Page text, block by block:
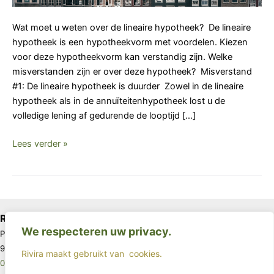
We respecteren uw privacy.
Rivira maakt gebruikt van cookies.
Wat moet u weten over de lineaire hypotheek? De lineaire
hypotheek is een hypotheekvorm met voordelen. Kiezen
voor deze hypotheekvorm kan verstandig zijn. Welke
misverstanden zijn er over deze hypotheek? Misverstand
#1: De lineaire hypotheek is duurder Zowel in de lineaire
hypotheek als in de annuïteitenhypotheek lost u de
volledige lening af gedurende de looptijd […]
Lees verder »
Rivira
Postbus 67
9640 AB Veendam
085 - 4017963